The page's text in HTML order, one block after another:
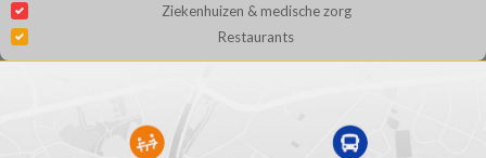
Ziekenhuizen & medische zorg
Restaurants